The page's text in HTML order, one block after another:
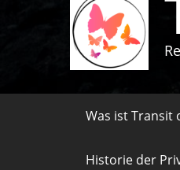
Was ist Transit
Historie der